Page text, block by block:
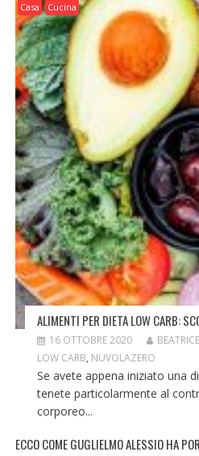
Casa Cucina
ALIMENTI PER DIETA LOW CARB:
16 OTTOBRE 2020 BEATRICE
LOW CARB, NUVOLAZERO
Se avete appena iniziato una
tenete particolarmente al
corporeo...
ECCO COME GUGLIELMO ALESSIO HA